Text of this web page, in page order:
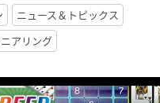
ニュース＆トピックス
アリング